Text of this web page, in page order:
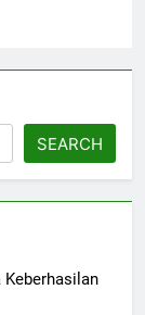
SEARCH
Keberhasilan